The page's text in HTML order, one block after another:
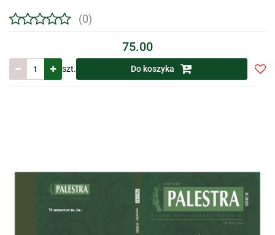
(0)
75.00
szt. Do koszyka